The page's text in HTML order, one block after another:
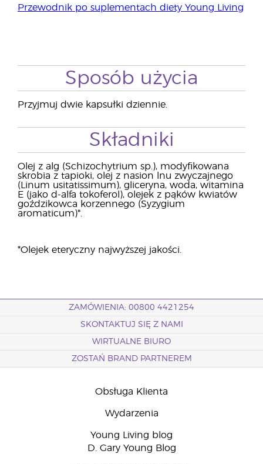
Przewodnik po suplementach diety Young Living
Sposób użycia
Przyjmuj dwie kapsułki dziennie.
Składniki
Olej z alg (Schizochytrium sp.), modyfikowana
skrobia z tapioki, olej z nasion lnu zwyczajnego
(Linum usitatissimum), gliceryna, woda, witamina
E (jako d-alfa tokoferol), olejek z pąków kwiatów
goździkowca korzennego (Syzygium
aromaticum)*.
*Olejek eteryczny najwyższej jakości.
ZAMÓWIENIA: 00800 4421254
SKONTAKTUJ SIĘ Z NAMI
WIRTUALNE BIURO
ZOSTAŃ BRAND PARTNEREM
Obsługa Klienta
Wydarzenia
Young Living blog
D. Gary Young Blog